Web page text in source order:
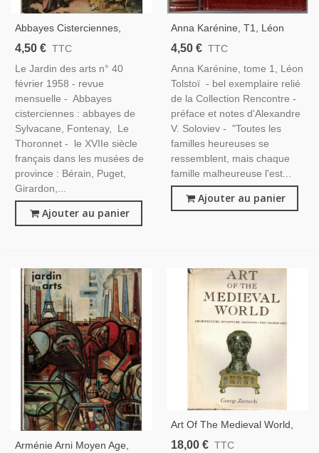
Abbayes Cisterciennes,
Châteaux Hongrie, Peintres
Le Jardin Des Arts N°40
Février 1958,
4,50 € TTC
Le Jardin des arts n° 40
février 1958 - revue
mensuelle - Abbayes
cisterciennes : abbayes de
Sylvacane, Fontenay, Le
Thoronnet - le XVIIe siècle
français dans les musées de
province : Bérain, Puget,
Girardon,...
Ajouter au panier
Anna Karénine, T1, Léon
Tolstoï, 1967 -, Écrivain
Historique, Éditions
Rencontre,
4,50 € TTC
Anna Karénine, tome 1, Léon
Tolstoï - bel exemplaire relié
de la Collection Rencontre -
préface et notes d'Alexandre
V. Soloviev - "Toutes les
familles heureuses se
ressemblent, mais chaque
famille malheureuse l'est...
Ajouter au panier
Arménie Arni Moyen Age,
Art Of The Medieval World,
George Zarnecki, 1975 -
18,00 € TTC